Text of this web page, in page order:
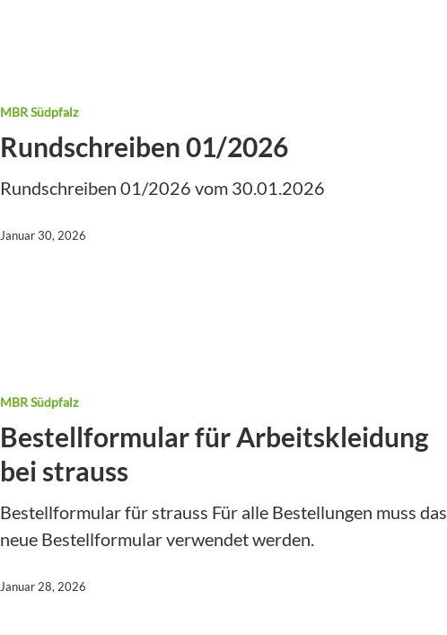
MBR Südpfalz
Rundschreiben 01/2026
Rundschreiben 01/2026 vom 30.01.2026
Januar 30, 2026
MBR Südpfalz
Bestellformular für Arbeitskleidung
bei strauss
Bestellformular für strauss Für alle Bestellungen muss das
neue Bestellformular verwendet werden.
Januar 28, 2026